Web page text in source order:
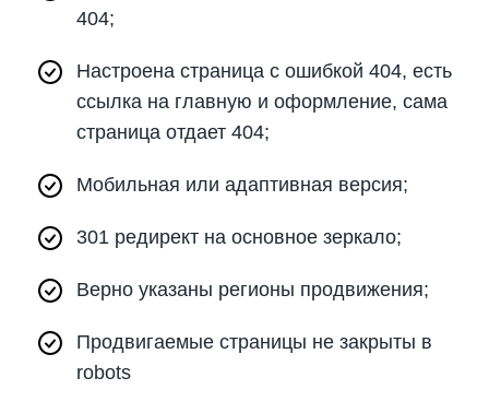
404;
Настроена страница с ошибкой 404, есть
ссылка на главную и оформление, сама
страница отдает 404;
Мобильная или адаптивная версия;
301 редирект на основное зеркало;
Верно указаны регионы продвижения;
Продвигаемые страницы не закрыты в
robots